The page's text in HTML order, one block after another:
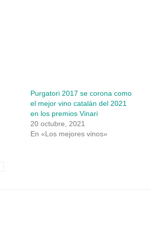
Purgatori 2017 se corona como
el mejor vino catalán del 2021
en los premios Vinari
20 octubre, 2021
En «Los mejores vinos»